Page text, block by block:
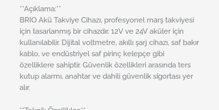
**Açıklama:**
BRIO Akü Takviye Cihazı, profesyonel marş takviyesi
için tasarlanmış bir cihazdır. 12V ve 24V aküler için
kullanılabilir. Dijital voltmetre, akıllı şarj cihazı, saf bakır
kablo, ve endüstriyel saf pirinç kelepçe gibi
özelliklere sahiptir. Güvenlik özellikleri arasında ters
kutup alarmı, anahtar ve dahili güvenlik sigortası yer
alır.